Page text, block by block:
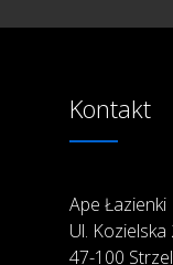
Kontakt
Ape Łazienki
Ul. Kozielska
47-100